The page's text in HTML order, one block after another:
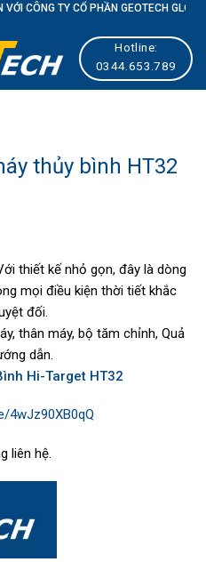
TY CỔ PHẦN GEOTECH GLOBAL
Hotline:
0344.653.789
thủy bình HT32
thiết kế nhỏ gọn, đây là dòng
mọi điều kiện thời tiết khắc
đối.
thân máy, bộ tăm chỉnh, Quả
dẫn.
Hi-Target HT32
4wJz90XB0qQ
liên hệ.